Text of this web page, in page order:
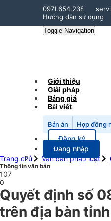
0971.654.238
Hướng dẫn sử dụng
Toggle Navigation
Giới thiệu
Giải pháp
Bảng giá
Bài viết
Bản án Hợp đồng
Đăng ký
Đăng nhập
Trang chủ
Văn bản pháp luật
Thông tin văn bản
107
0
Quyết định số
trên địa bàn